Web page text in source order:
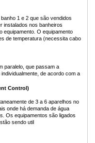
1 e 2 que são vendidos
instalados nos banheiros
equipamento. O equipamento
de temperatura (necessita cabo
paralelo, que passam a
de acordo com a
Control)
de 3 a 6 aparelhos no
onde há demanda de água
Os equipamentos são ligados
sendo util